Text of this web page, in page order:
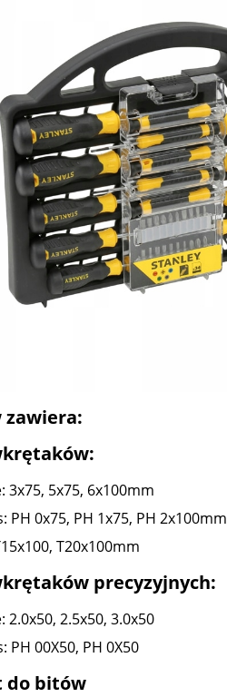
zawiera:
3x75, 5x75, 6x100mm
PH 0x75, PH 1x75, PH 2x100mm
T20x100mm
precyzyjnych:
2.0x50, 2.5x50, 3.0x50
PH 00X50, PH 0X50
do bitów